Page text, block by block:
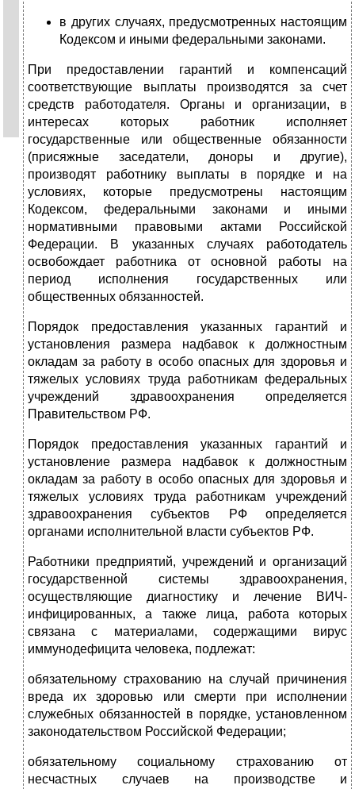
в других случаях, предусмотренных настоящим
Кодексом и иными федеральными законами.
При предоставлении гарантий и компенсаций
соответствующие выплаты производятся за счет
средств работодателя. Органы и организации, в
интересах которых работник исполняет
государственные или общественные обязанности
(присяжные заседатели, доноры и другие),
производят работнику выплаты в порядке и на
условиях, которые предусмотрены настоящим
Кодексом, федеральными законами и иными
нормативными правовыми актами Российской
Федерации. В указанных случаях работодатель
освобождает работника от основной работы на
период исполнения государственных или
общественных обязанностей.
Порядок предоставления указанных гарантий и
установления размера надбавок к должностным
окладам за работу в особо опасных для здоровья и
тяжелых условиях труда работникам федеральных
учреждений здравоохранения определяется
Правительством РФ.
Порядок предоставления указанных гарантий и
установление размера надбавок к должностным
окладам за работу в особо опасных для здоровья и
тяжелых условиях труда работникам учреждений
здравоохранения субъектов РФ определяется
органами исполнительной власти субъектов РФ.
Работники предприятий, учреждений и организаций
государственной системы здравоохранения,
осуществляющие диагностику и лечение ВИЧ-
инфицированных, а также лица, работа которых
связана с материалами, содержащими вирус
иммунодефицита человека, подлежат:
обязательному страхованию на случай причинения
вреда их здоровью или смерти при исполнении
служебных обязанностей в порядке, установленном
законодательством Российской Федерации;
обязательному социальному страхованию от
несчастных случаев на производстве и